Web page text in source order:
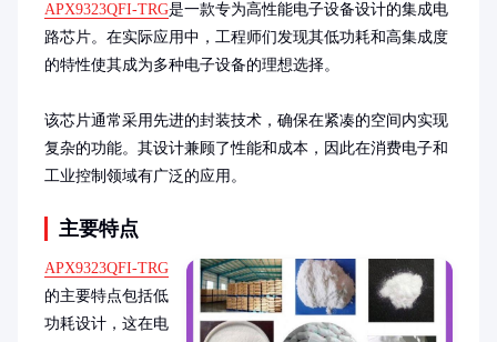
APX9323QFI-TRG是一款专为高性能电子设备设计的集成电
路芯片。在实际应用中，工程师们发现其低功耗和高集成度
的特性使其成为多种电子设备的理想选择。
该芯片通常采用先进的封装技术，确保在紧凑的空间内实现
复杂的功能。其设计兼顾了性能和成本，因此在消费电子和
工业控制领域有广泛的应用。
主要特点
APX9323QFI-TRG
的主要特点包括低
功耗设计，这在电